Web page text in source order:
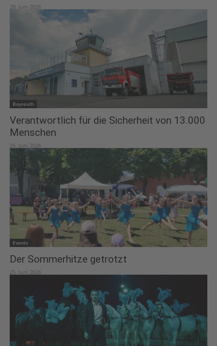
28. Juni 2026
Bayreuth
Verantwortlich für die Sicherheit von 13.000
Menschen
25. Juni 2026
Events
Der Sommerhitze getrotzt
25. Juni 2026